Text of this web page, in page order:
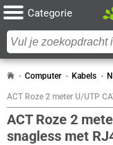
Categorie
Computer Kabels
ACT Roze 2 meter U/UTP
ACT Roze 2
snagless met